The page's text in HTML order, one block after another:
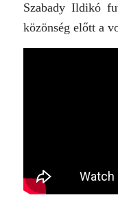
Szabady Ildikó
közönség előtt a